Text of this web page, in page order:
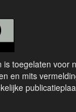
is toegelaten voor
en mits